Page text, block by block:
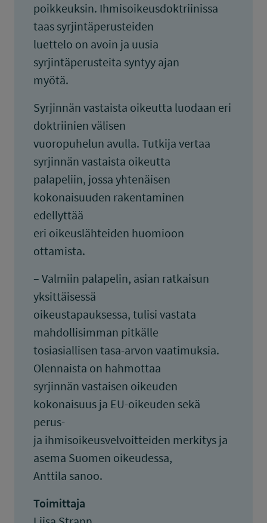
poikkeuksin. Ihmisoikeusdoktriinissa
taas syrjintäperusteiden
luettelo on avoin ja uusia
syrjintäperusteita syntyy ajan
myötä.
Syrjinnän vastaista oikeutta luodaan eri
doktriinien välisen
vuoropuhelun avulla. Tutkija vertaa
syrjinnän vastaista oikeutta
palapeliin, jossa yhtenäisen
kokonaisuuden rakentaminen
edellyttää
eri oikeuslähteiden huomioon
ottamista.
– Valmiin palapelin, asian ratkaisun
yksittäisessä
oikeustapauksessa, tulisi vastata
mahdollisimman pitkälle
tosiasiallisen tasa-arvon vaatimuksia.
Olennaista on hahmottaa
syrjinnän vastaisen oikeuden
kokonaisuus ja EU-oikeuden sekä
perus-
ja ihmisoikeusvelvoitteiden merkitys ja
asema Suomen oikeudessa,
Anttila sanoo.
Toimittaja